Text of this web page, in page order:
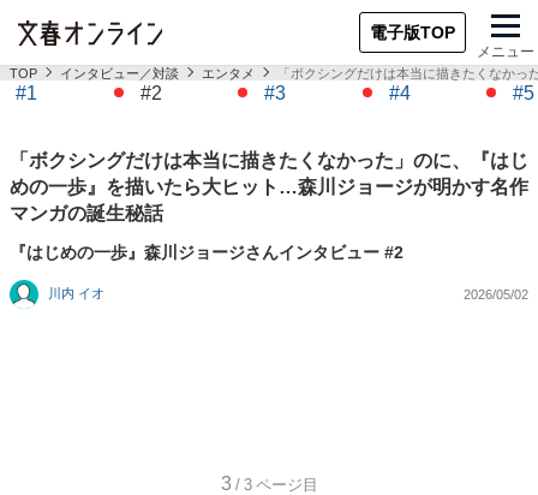
電子版TOP
メニュー
TOP インタビュー／対談 エンタメ 「ボクシングだけは本当に描きたくなか
#1 #2 #3 #4 #5
「ボクシングだけは本当に描きたくなかった」のに、『はじ
めの一歩』を描いたら大ヒット…森川ジョージが明かす名作
マンガの誕生秘話
『はじめの一歩』森川ジョージさんインタビュー #2
川内 イオ 2026/05/02
3 /3 ページ目